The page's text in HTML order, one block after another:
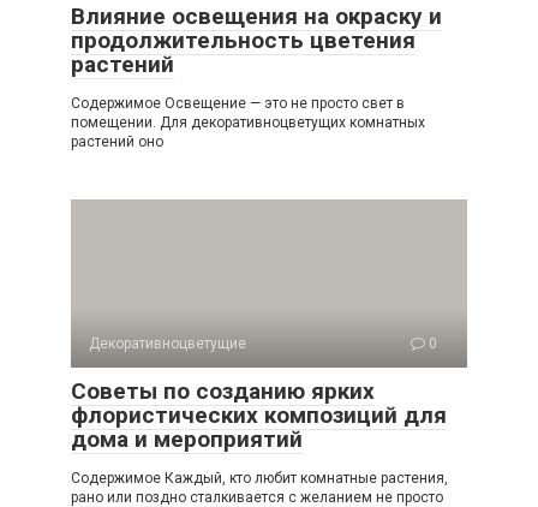
Влияние освещения на окраску и
продолжительность цветения
растений
Содержимое Освещение — это не просто свет в
помещении. Для декоративноцветущих комнатных
растений оно
Декоративноцветущие 0
Советы по созданию ярких
флористических композиций для
дома и мероприятий
Содержимое Каждый, кто любит комнатные растения,
рано или поздно сталкивается с желанием не просто